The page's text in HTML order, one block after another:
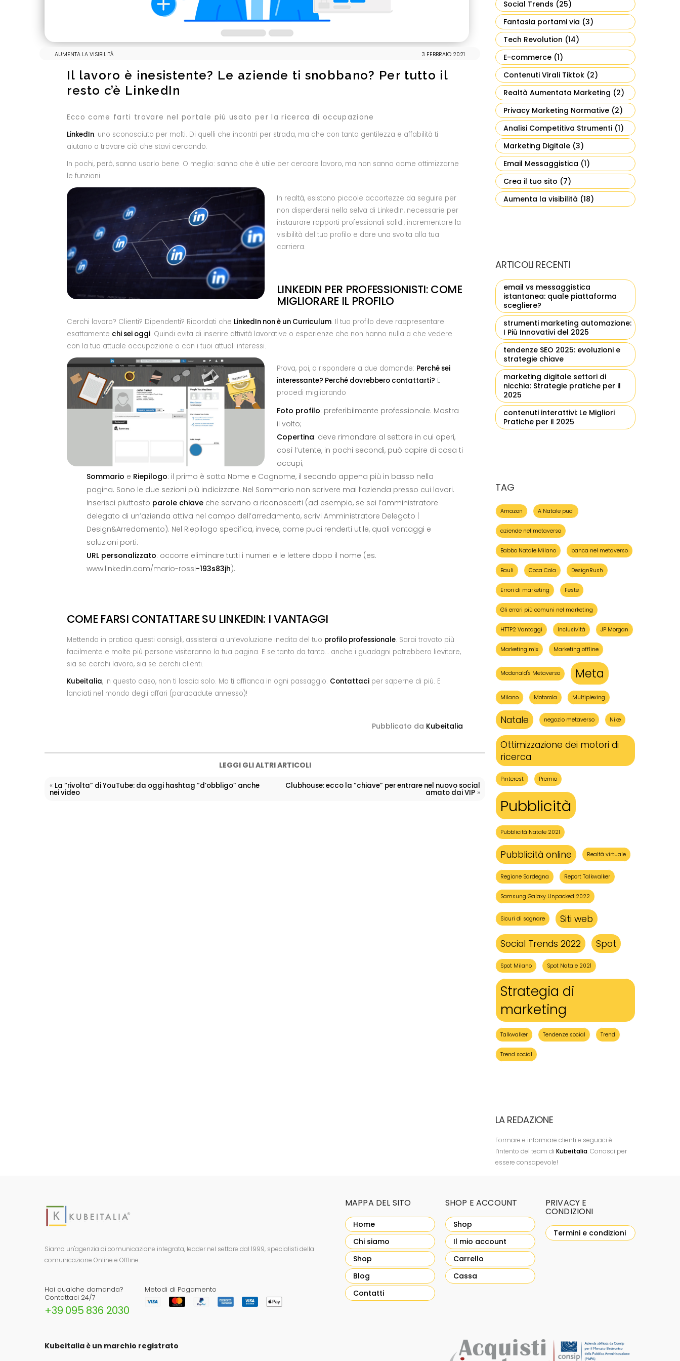
AUMENTA LA VISIBILITÀ 3 FEBBRAIO 2021
Il lavoro è inesistente? Le aziende ti snobbano? Per tutto il
resto c’è LinkedIn
Ecco come farti trovare nel portale più usato per la ricerca di occupazione
LinkedIn: uno sconosciuto per molti. Di quelli che incontri per strada, ma che con tanta gentilezza e affabilità ti
aiutano a trovare ciò che stavi cercando.
In pochi, però, sanno usarlo bene. O meglio: sanno che è utile per cercare lavoro, ma non sanno come ottimizzarne
le funzioni.
In realtà, esistono piccole accortezze da seguire per
non disperdersi nella selva di LinkedIn, necessarie per
instaurare rapporti professionali solidi, incrementare la
visibilità del tuo profilo e dare una svolta alla tua
carriera.
LINKEDIN PER PROFESSIONISTI: COME
MIGLIORARE IL PROFILO
Cerchi lavoro? Clienti? Dipendenti? Ricordati che LinkedIn non è un Curriculum. Il tuo profilo deve rappresentare
esattamente chi sei oggi. Quindi evita di inserire attività lavorative o esperienze che non hanno nulla a che vedere
con la tua attuale occupazione o con i tuoi attuali interessi.
Prova, poi, a rispondere a due domande: Perché sei
interessante? Perché dovrebbero contattarti? E
procedi migliorando
Foto profilo: preferibilmente professionale. Mostra
il volto;
Copertina: deve rimandare al settore in cui operi,
così l’utente, in pochi secondi, può capire di cosa ti
occupi;
Sommario e Riepilogo: il primo è sotto Nome e Cognome, il secondo appena più in basso nella
pagina. Sono le due sezioni più indicizzate. Nel Sommario non scrivere mai l’azienda presso cui lavori.
Inserisci piuttosto parole chiaveche servano a riconoscerti (ad esempio, se sei l’amministratore
delegato di un’azienda attiva nel campo dell’arredamento, scrivi Amministratore Delegato |
Design&Arredamento). Nel Riepilogo specifica, invece, come puoi renderti utile, quali vantaggi e
soluzioni porti:
URL personalizzato: occorre eliminare tutti i numeri e le lettere dopo il nome (es.
www.linkedin.com/mario-rossi-193s83jh).
COME FARSI CONTATTARE SU LINKEDIN: I VANTAGGI
Mettendo in pratica questi consigli, assisterai a un’evoluzione inedita del tuo profilo professionale. Sarai trovato più
facilmente e molte più persone visiteranno la tua pagina. E se tanto da tanto… anche i guadagni potrebbero lievitare,
sia se cerchi lavoro, sia se cerchi clienti.
Kubeitalia, in questo caso, non ti lascia solo. Ma ti affianca in ogni passaggio. Contattaci per saperne di più. E
lanciati nel mondo degli affari (paracadute annesso)!
Pubblicato da Kubeitalia
LEGGI GLI ALTRI ARTICOLI
« La “rivolta” di YouTube: da oggi hashtag “d’obbligo” anche
nei video
Clubhouse: ecco la “chiave” per entrare nel nuovo social
amato dai VIP »
Social Trends (25)
Fantasia portami via (3)
Tech Revolution (14)
E-commerce (1)
Contenuti Virali Tiktok (2)
Realtà Aumentata Marketing (2)
Privacy Marketing Normative (2)
Analisi Competitiva Strumenti (1)
Marketing Digitale (3)
Email Messaggistica (1)
Crea il tuo sito (7)
Aumenta la visibilità (18)
ARTICOLI RECENTI
email vs messaggistica
istantanea: quale piattaforma
scegliere?
strumenti marketing automazione:
I Più Innovativi del 2025
tendenze SEO 2025: evoluzioni e
strategie chiave
marketing digitale settori di
nicchia: Strategie pratiche per il
2025
contenuti interattivi: Le Migliori
Pratiche per il 2025
TAG
Amazon A Natale puoi
aziende nel metaverso
Babbo Natale Milano banca nel metaverso
Bauli Coca Cola DesignRush
Errori di marketing Feste
Gli errori più comuni nel marketing
HTTP2 Vantaggi Inclusività JP Morgan
Marketing mix Marketing offline
Mcdonald's Metaverso Meta
Milano Motorola Multiplexing
Natale negozio metaverso Nike
Ottimizzazione dei motori di
ricerca
Pinterest Premio
Pubblicità
Pubblicità Natale 2021
Pubblicità online Realtà virtuale
Regione Sardegna Report Talkwalker
Samsung Galaxy Unpacked 2022
Sicuri di sognare
Siti web
Social Trends 2022
Spot
Spot Milano Spot Natale 2021
Strategia di
marketing
Talkwalker Tendenze social Trend
Trend social
LA REDAZIONE
Formare e informare clienti e seguaci è
l’intento del team di Kubeitalia. Conosci per
essere consapevole!
Siamo un'agenzia di comunicazione integrata, leader nel settore dal 1999, specialisti della
comunicazione Online e Offline.
Hai qualche domanda?
Contattaci 24/7
+39 095 836 2030
Metodi di Pagamento
MAPPA DEL SITO
Home
Chi siamo
Shop
Blog
Contatti
SHOP E ACCOUNT
Shop
Il mio account
Carrello
Cassa
PRIVACY E
CONDIZIONI
Termini e condizioni
Kubeitalia è un marchio registrato